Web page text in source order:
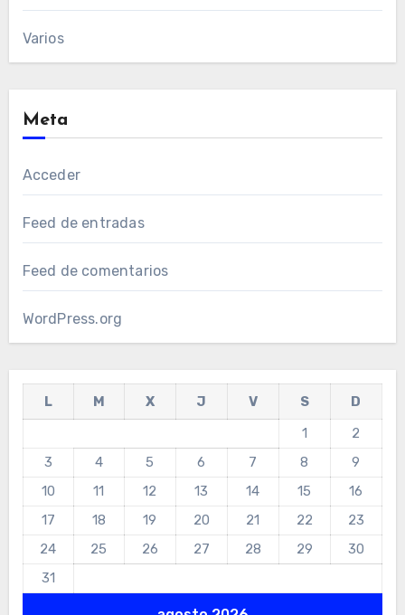
Varios
Meta
Acceder
Feed de entradas
Feed de comentarios
WordPress.org
L M X J V S
D
1
2
3
4 5 6 7 8
9
10
11 12 13 14 15
16
17
18 19 20 21 22
23
24
25 26 27 28 29
30
31